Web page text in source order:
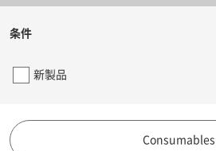
条件
新製品
Consumables